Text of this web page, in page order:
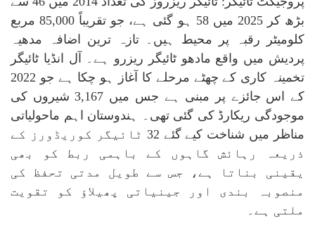
بڑھ کر 2025 میں 58 ہو گئی ہے، جو تقریباً 85,000 مربع
کلومیٹر رقبہ پر محیط ہیں۔ تازہ ترین اضافہ مدھیہ
پردیش میں واقع مادھو ٹائیگر ریزرو ہے۔ آل انڈیا ٹائیگر
تخمینہ کاری کے چھٹے مرحلے کا آغاز ہو چکا ہے جو 2022
کے اس جائزے پر مبنی ہے جس میں 3,167 شیروں کی
موجودگی ریکارڈ کی گئی تھی۔ ہندوستان اہم ماحولیاتی
مناظر میں شناخت کیے گئے 32 ٹائیگر کوریڈورز کے
ذریعہ رہائش گاہوں کے باہمی ربط کو بھی
یقینی بناتا ہے، جس سے طویل مدتی تحفظ کی
منصوبہ بندی اور جینیاتی پھیلاؤ کو تقویت
ملتی ہے۔